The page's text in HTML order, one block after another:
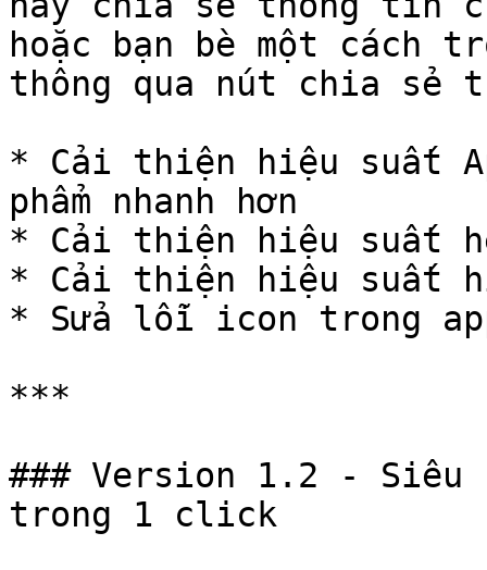
hoặc bạn bè một cách
thông qua nút chia sẻ
* Cải thiện hiệu suất
phẩm nhanh hơn
* Cải thiện hiệu suất
* Cải thiện hiệu suất
* Sửa lỗi icon trong
***
### Version 1.2 -
trong 1 click